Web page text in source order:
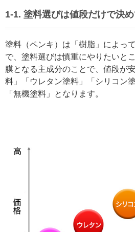
1-1. 塗料選びは値段だけで決め
塗料（ペンキ）は「樹脂」によっ
で、塗料選びは慎重にやりたいと
膜となる主成分のことで、値段が
料」「ウレタン塗料」「シリコン
「無機塗料」となります。